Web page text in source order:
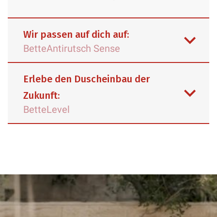
Wir passen auf dich auf:
BetteAntirutsch Sense
Erlebe den Duscheinbau der
Zukunft:
BetteLevel